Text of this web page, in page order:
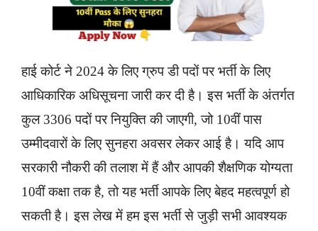
हाई कोर्ट ने 2024 के लिए ग्रुप डी पदों पर भर्ती के लिए
आधिकारिक अधिसूचना जारी कर दी है। इस भर्ती के अंतर्गत
कुल 3306 पदों पर नियुक्ति की जाएगी, जो 10वीं पास
उम्मीदवारों के लिए सुनहरा अवसर लेकर आई है। यदि आप
सरकारी नौकरी की तलाश में हैं और आपकी शैक्षणिक योग्यता
10वीं कक्षा तक है, तो यह भर्ती आपके लिए बेहद महत्वपूर्ण हो
सकती है। इस लेख में हम इस भर्ती से जुड़ी सभी आवश्यक